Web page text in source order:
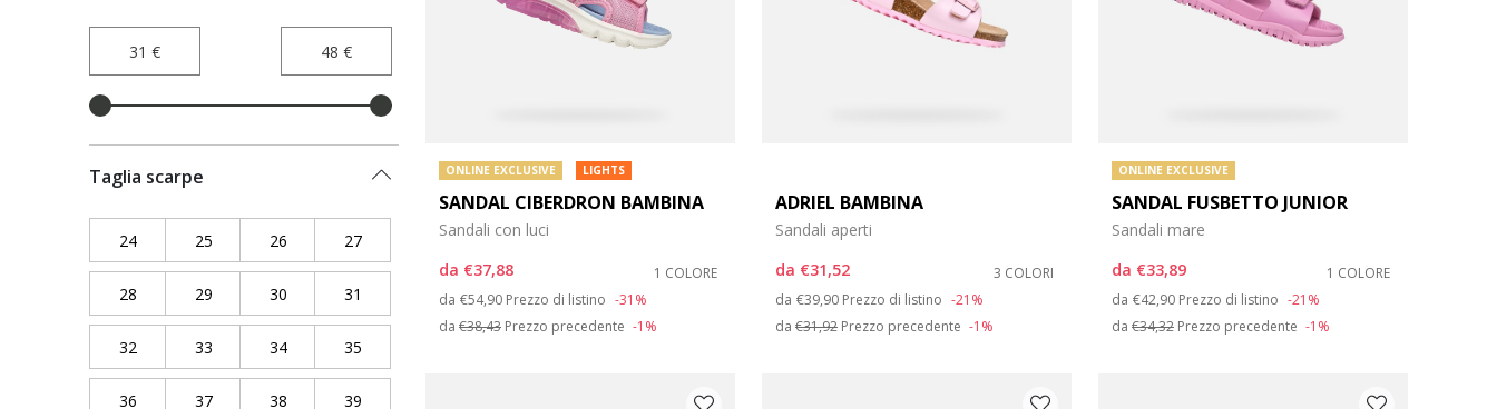
Taglia scarpe
24Filtra per Taglia scarpe: 24
25 Filtra per Taglia scarpe: 25
26 Filtra per Taglia scarpe: 26
27Filtra per Taglia scarpe: 27
28 Filtra per Taglia scarpe: 28
29 Filtra per Taglia scarpe: 29
30 Filtra per Taglia scarpe: 30
31 Filtra per Taglia scarpe: 31
32 Filtra per Taglia scarpe: 32
33 Filtra per Taglia scarpe: 33
34Filtra per Taglia scarpe: 34
35
36 Filtra per Taglia scarpe: 36
37Filtra per Taglia scarpe: 37
38 Filtra per Taglia scarpe: 38
39
ONLINE EXCLUSIVE LIGHTS
SANDAL CIBERDRON BAMBINA
Sandali con luci
da €37,88
1 COLORE
da Price reduced from
€54,90 to
Prezzo di listino -31%
da €38,43 Prezzo precedente -1%
ADRIEL BAMBINA
Sandali aperti
da €31,52
3 COLORI
da Price reduced from
€39,90 to
Prezzo di listino -21%
da €31,92Prezzo precedente -1%
ONLINE EXCLUSIVE
SANDAL FUSBETTO JUNIOR
Sandali mare
da €33,89
1 COLORE
da Price reduced from
€42,90 to
Prezzo di listino -21%
da €34,32Prezzo precedente -1%